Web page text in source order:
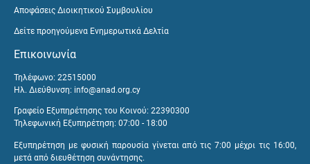
Αποφάσεις Διοικητικού Συμβουλίου
Δείτε προηγούμενα Ενημερωτικά Δελτία
Επικοινωνία
Τηλέφωνο: 22515000
Ηλ. Διεύθυνση: info@anad.org.cy
Γραφείο Εξυπηρέτησης του Κοινού: 22390300
Τηλεφωνική Εξυπηρέτηση: 07:00 - 18:00
Εξυπηρέτηση με φυσική παρουσία γίνεται από τις 7:00 μέχρι τις 16:00,
μετά από διευθέτηση συνάντησης.